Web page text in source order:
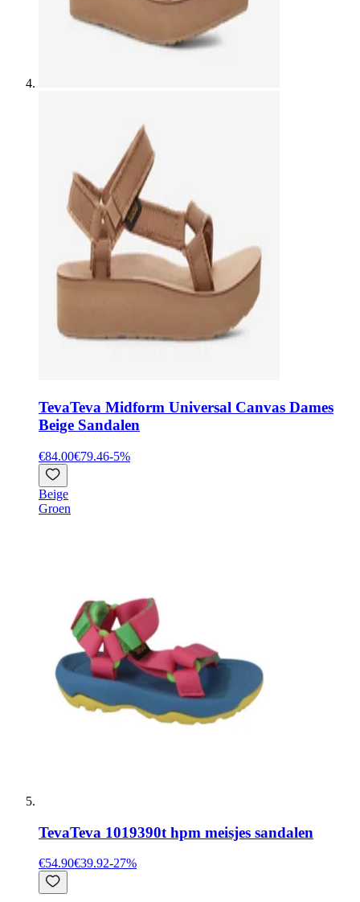
TevaTeva Midform Universal Canvas Dames
Beige Sandalen
€84.00€79.46-5%
Beige
Groen
TevaTeva 1019390t hpm meisjes sandalen
€54.90€39.92-27%